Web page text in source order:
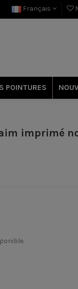
Français
POINTURES
imprimé